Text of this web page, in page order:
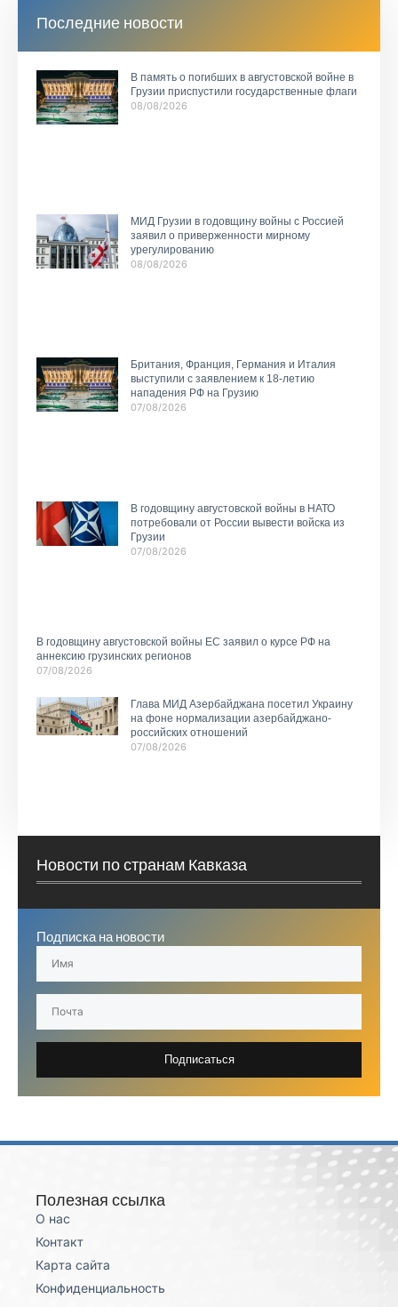
Последние новости
В память о погибших в августовской войне в
Грузии приспустили государственные флаги
08/08/2026
МИД Грузии в годовщину войны с Россией
заявил о приверженности мирному
урегулированию
08/08/2026
Британия, Франция, Германия и Италия
выступили с заявлением к 18-летию
нападения РФ на Грузию
07/08/2026
В годовщину августовской войны в НАТО
потребовали от России вывести войска из
Грузии
07/08/2026
В годовщину августовской войны ЕС заявил о курсе РФ на
аннексию грузинских регионов
07/08/2026
Глава МИД Азербайджана посетил Украину
на фоне нормализации азербайджано-
российских отношений
07/08/2026
Новости по странам Кавказа
Подписка на новости
Подписаться
Полезная ссылка
О нас
Контакт
Карта сайта
Конфиденциальность